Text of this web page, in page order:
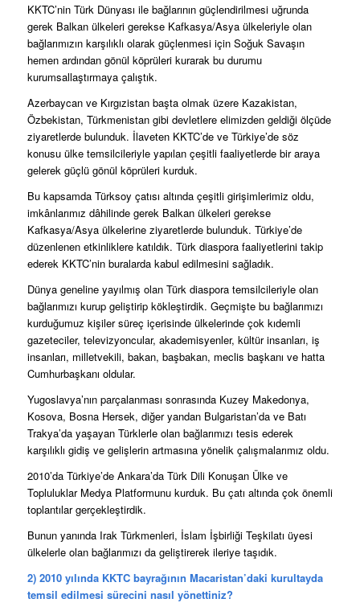
KKTC’nin Türk Dünyası ile bağlarının güçlendirilmesi uğrunda
gerek Balkan ülkeleri gerekse Kafkasya/Asya ülkeleriyle olan
bağlarımızın karşılıklı olarak güçlenmesi için Soğuk Savaşın
hemen ardından gönül köprüleri kurarak bu durumu
kurumsallaştırmaya çalıştık.
Azerbaycan ve Kırgızistan başta olmak üzere Kazakistan,
Özbekistan, Türkmenistan gibi devletlere elimizden geldiği ölçüde
ziyaretlerde bulunduk. İlaveten KKTC’de ve Türkiye’de söz
konusu ülke temsilcileriyle yapılan çeşitli faaliyetlerde bir araya
gelerek güçlü gönül köprüleri kurduk.
Bu kapsamda Türksoy çatısı altında çeşitli girişimlerimiz oldu,
imkânlarımız dâhilinde gerek Balkan ülkeleri gerekse
Kafkasya/Asya ülkelerine ziyaretlerde bulunduk. Türkiye’de
düzenlenen etkinliklere katıldık. Türk diaspora faaliyetlerini takip
ederek KKTC’nin buralarda kabul edilmesini sağladık.
Dünya geneline yayılmış olan Türk diaspora temsilcileriyle olan
bağlarımızı kurup geliştirip kökleştirdik. Geçmişte bu bağlarımızı
kurduğumuz kişiler süreç içerisinde ülkelerinde çok kıdemli
gazeteciler, televizyoncular, akademisyenler, kültür insanları, iş
insanları, milletvekili, bakan, başbakan, meclis başkanı ve hatta
Cumhurbaşkanı oldular.
Yugoslavya’nın parçalanması sonrasında Kuzey Makedonya,
Kosova, Bosna Hersek, diğer yandan Bulgaristan’da ve Batı
Trakya’da yaşayan Türklerle olan bağlarımızı tesis ederek
karşılıklı gidiş ve gelişlerin artmasına yönelik çalışmalarımız oldu.
2010’da Türkiye’de Ankara’da Türk Dili Konuşan Ülke ve
Topluluklar Medya Platformunu kurduk. Bu çatı altında çok önemli
toplantılar gerçekleştirdik.
Bunun yanında Irak Türkmenleri, İslam İşbirliği Teşkilatı üyesi
ülkelerle olan bağlarımızı da geliştirerek ileriye taşıdık.
2) 2010 yılında KKTC bayrağının Macaristan’daki kurultayda
temsil edilmesi sürecini nasıl yönettiniz?